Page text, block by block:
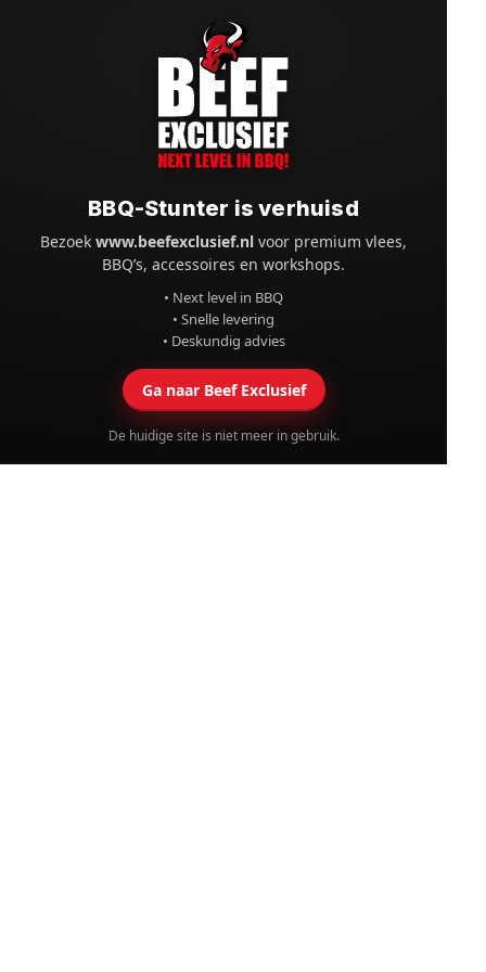
BBQ-Stunter is verhuisd
Bezoekwww.beefexclusief.nl voor premium vlees,
BBQ’s, accessoires en workshops.
• Next level in BBQ
• Snelle levering
• Deskundig advies
Ga naar Beef Exclusief
De huidige site is niet meer in gebruik.